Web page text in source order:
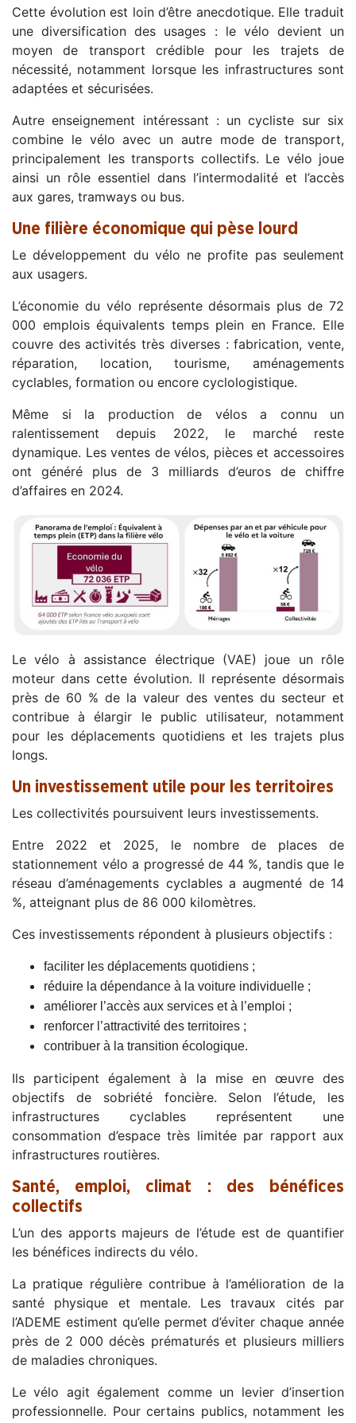
Cette évolution est loin d’être anecdotique. Elle traduit
une diversification des usages : le vélo devient un
moyen de transport crédible pour les trajets de
nécessité, notamment lorsque les infrastructures sont
adaptées et sécurisées.
Autre enseignement intéressant : un cycliste sur six
combine le vélo avec un autre mode de transport,
principalement les transports collectifs. Le vélo joue
ainsi un rôle essentiel dans l’intermodalité et l’accès
aux gares, tramways ou bus.
Une filière économique qui pèse lourd
Le développement du vélo ne profite pas seulement
aux usagers.
L’économie du vélo représente désormais plus de 72
000 emplois équivalents temps plein en France. Elle
couvre des activités très diverses : fabrication, vente,
réparation, location, tourisme, aménagements
cyclables, formation ou encore cyclologistique.
Même si la production de vélos a connu un
ralentissement depuis 2022, le marché reste
dynamique. Les ventes de vélos, pièces et accessoires
ont généré plus de 3 milliards d’euros de chiffre
d’affaires en 2024.
Le vélo à assistance électrique (VAE) joue un rôle
moteur dans cette évolution. Il représente désormais
près de 60 % de la valeur des ventes du secteur et
contribue à élargir le public utilisateur, notamment
pour les déplacements quotidiens et les trajets plus
longs.
Un investissement utile pour les territoires
Les collectivités poursuivent leurs investissements.
Entre 2022 et 2025, le nombre de places de
stationnement vélo a progressé de 44 %, tandis que le
réseau d’aménagements cyclables a augmenté de 14
%, atteignant plus de 86 000 kilomètres.
Ces investissements répondent à plusieurs objectifs :
faciliter les déplacements quotidiens ;
réduire la dépendance à la voiture individuelle ;
améliorer l’accès aux services et à l’emploi ;
renforcer l’attractivité des territoires ;
contribuer à la transition écologique.
Ils participent également à la mise en œuvre des
objectifs de sobriété foncière. Selon l’étude, les
infrastructures cyclables représentent une
consommation d’espace très limitée par rapport aux
infrastructures routières.
Santé, emploi, climat : des bénéfices
collectifs
L’un des apports majeurs de l’étude est de quantifier
les bénéfices indirects du vélo.
La pratique régulière contribue à l’amélioration de la
santé physique et mentale. Les travaux cités par
l’ADEME estiment qu’elle permet d’éviter chaque année
près de 2 000 décès prématurés et plusieurs milliers
de maladies chroniques.
Le vélo agit également comme un levier d’insertion
professionnelle. Pour certains publics, notamment les